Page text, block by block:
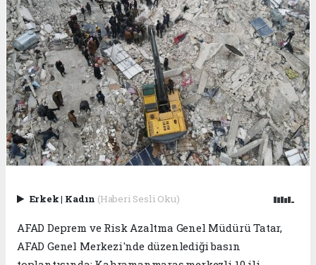
Erkek| Kadın (Haberi Sesli Oku)
AFAD Deprem ve Risk Azaltma Genel Müdürü Tatar,
AFAD Genel Merkezi'nde düzenlediği basın